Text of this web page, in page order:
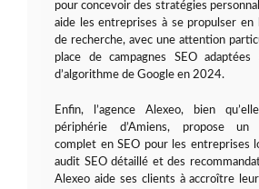
pour concevoir des stratégies
aide les entreprises à se propulser en
de recherche, avec une attention
place de campagnes SEO adaptées
d’algorithme de Google en 2024.
Enfin, l’agence Alexeo, bien
périphérie d’Amiens, propose un
complet en SEO pour les entreprises
audit SEO détaillé et des
Alexeo aide ses clients à accroître